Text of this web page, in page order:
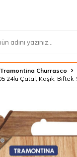
Tramontina Churrasco
24lü Çatal, Kaşık, Biftek-